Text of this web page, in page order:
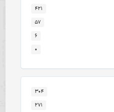
۴۲۱
۵۷
۶
۰
۳۰۴
۲۷۱